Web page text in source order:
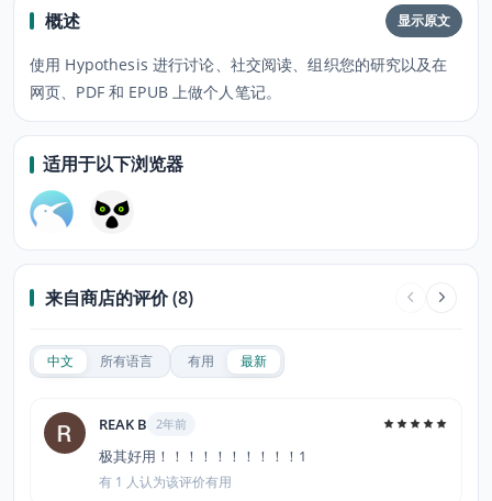
概述 显示原文
使用 Hypothesis 进行讨论、社交阅读、组织您的研究以及在
网页、PDF 和 EPUB 上做个人笔记。
适用于以下浏览器
来自商店的评价 (8)
中文 所有语言 有用 最新
REAK B 2年前
极其好用！！！！！！！！！！1
有 1 人认为该评价有用